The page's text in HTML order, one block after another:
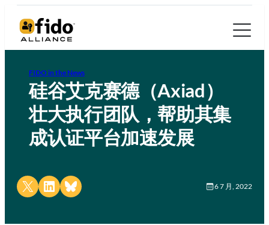
FIDO in the News
硅谷艾克赛德（Axiad）
壮大执行团队，帮助其集
成认证平台加速发展
Share on X Share on LinkedIn
Share on Bluesky 6 7 月, 2022